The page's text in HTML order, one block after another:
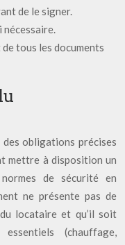
de le signer.
nécessaire.
tous les documents
obligations précises
mettre à disposition un
de sécurité en
ne présente pas de
locataire et qu’il soit
(chauffage,